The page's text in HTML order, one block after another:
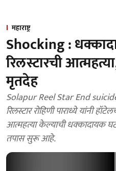
महाराष्ट्र
Shocking :
रिलस्टारची
मृतदेह
Solapur Reel Star End suicide News :
रिलस्टार रोहिणी पाराध्ये यांनी
आत्महत्या केल्याची धक्कादायक
तपास सुरू आहे.